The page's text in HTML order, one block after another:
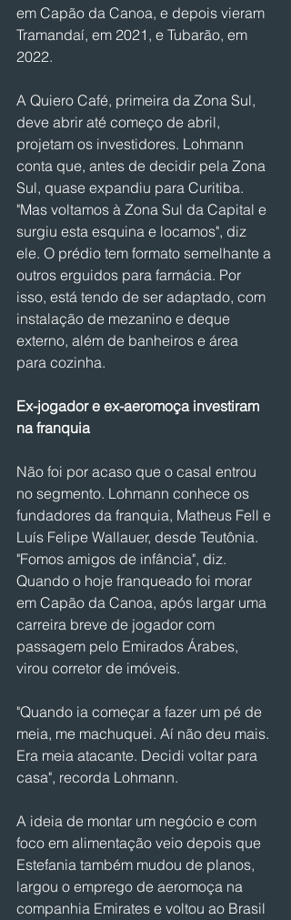
em Capão da Canoa, e depois vieram
Tramandaí, em 2021, e Tubarão, em
2022.
A Quiero Café, primeira da Zona Sul,
deve abrir até começo de abril,
projetam os investidores. Lohmann
conta que, antes de decidir pela Zona
Sul, quase expandiu para Curitiba.
"Mas voltamos à Zona Sul da Capital e
surgiu esta esquina e locamos", diz
ele. O prédio tem formato semelhante a
outros erguidos para farmácia. Por
isso, está tendo de ser adaptado, com
instalação de mezanino e deque
externo, além de banheiros e área
para cozinha.
Ex-jogador e ex-aeromoça investiram
na franquia
Não foi por acaso que o casal entrou
no segmento. Lohmann conhece os
fundadores da franquia, Matheus Fell e
Luís Felipe Wallauer, desde Teutônia.
"Fomos amigos de infância", diz.
Quando o hoje franqueado foi morar
em Capão da Canoa, após largar uma
carreira breve de jogador com
passagem pelo Emirados Árabes,
virou corretor de imóveis.
"Quando ia começar a fazer um pé de
meia, me machuquei. Aí não deu mais.
Era meia atacante. Decidi voltar para
casa", recorda Lohmann.
A ideia de montar um negócio e com
foco em alimentação veio depois que
Estefania também mudou de planos,
largou o emprego de aeromoça na
companhia Emirates e voltou ao Brasil